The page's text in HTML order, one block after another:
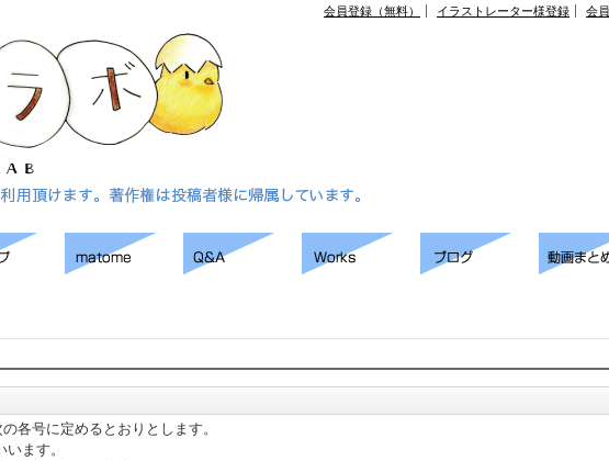
会員登録（無料） イラストレーター様登録 会
各号に定めるとおりとします。
ます。